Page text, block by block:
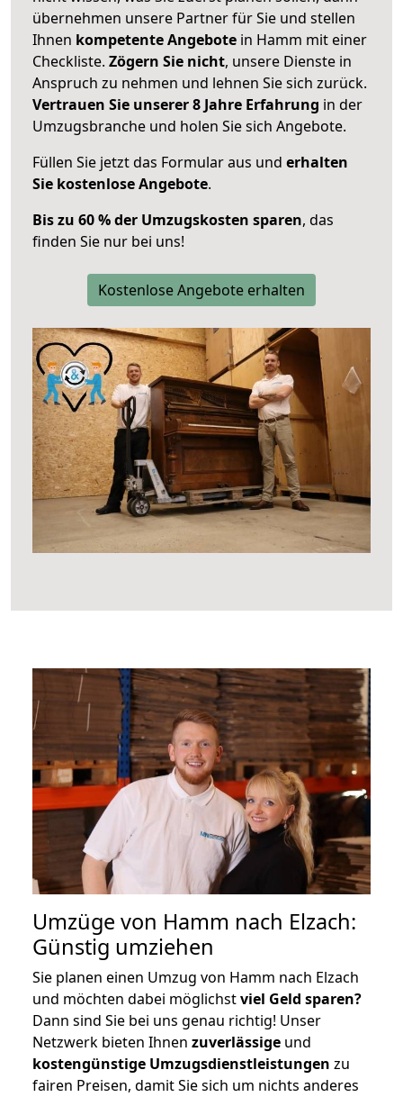
übernehmen unsere Partner für Sie und stellen
Ihnen kompetente Angebote in Hamm mit einer
Checkliste. Zögern Sie nicht, unsere Dienste in
Anspruch zu nehmen und lehnen Sie sich zurück.
Vertrauen Sie unserer 8 Jahre Erfahrung in der
Umzugsbranche und holen Sie sich Angebote.
Füllen Sie jetzt das Formular aus und erhalten
Sie kostenlose Angebote.
Bis zu 60 % der Umzugskosten sparen, das
finden Sie nur bei uns!
Kostenlose Angebote erhalten
Umzüge von Hamm nach Elzach:
Günstig umziehen
Sie planen einen Umzug von Hamm nach Elzach
und möchten dabei möglichstviel Geld sparen?
Dann sind Sie bei uns genau richtig! Unser
Netzwerk bieten Ihnen zuverlässige und
kostengünstige Umzugsdienstleistungen zu
fairen Preisen, damit Sie sich um nichts anderes